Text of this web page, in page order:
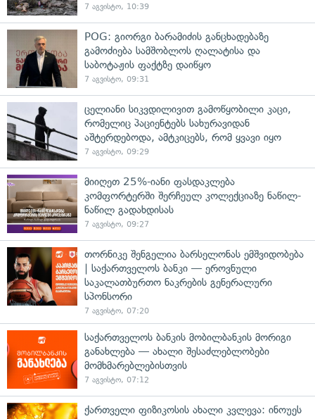
7 აგვისტო, 10:39
POG: გიორგი ბარამიძის განცხადებაზე
გამოძიება სამშობლოს ღალატისა და
საბოტაჟის ფაქტზე დაიწყო
7 აგვისტო, 09:31
ცელიანი სიკვდილივით გამოწყობილი კაცი,
რომელიც პაციენტებს სახურავიდან
აშტერდებოდა, ამტკიცებს, რომ ყვავი იყო
7 აგვისტო, 09:29
მიიღეთ 25%-იანი ფასდაკლება
კომფორტერში შერჩეულ კოლექციაზე ნაწილ-
ნაწილ გადახდისას
7 აგვისტო, 09:27
თორნიკე შენგელია ბარსელონას ემშვიდობება
| საქართველოს ბანკი — ეროვნული
საკალათბურთო ნაკრების გენერალური
სპონსორი
7 აგვისტო, 07:20
საქართველოს ბანკის მობილბანკის მორიგი
განახლება — ახალი შესაძლებლობები
მომხმარებლებისთვის
7 აგვისტო, 07:12
ქართველი ფიზიკოსის ახალი კვლევა: ინოუეს